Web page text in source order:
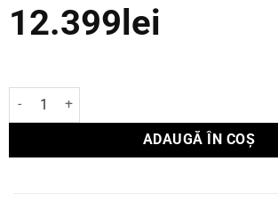
12.399lei
Cantitate Receiver Marantz AV CINEMA 40
ADAUGĂ ÎN COȘ